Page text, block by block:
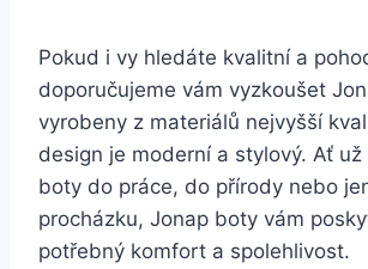
Pokud i vy hledáte kvalitní​ a
doporučujeme vám ‌vyzkoušet
​vyrobeny⁣ z​ materiálů nejvyšší
design je⁤ moderní a stylový. Ať
boty do práce, do přírody nebo‌
procházku, Jonap boty vám​
potřebný ⁢komfort a ‍spolehlivost.